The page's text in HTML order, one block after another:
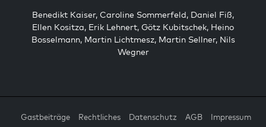
Benedikt Kaiser, Caroline Sommerfeld, Daniel Fiß,
Ellen Kositza, Erik Lehnert, Götz Kubitschek, Heino
Bosselmann, Martin Lichtmesz, Martin Sellner, Nils
Wegner
Gastbeiträge Rechtliches Datenschutz AGB Impressum